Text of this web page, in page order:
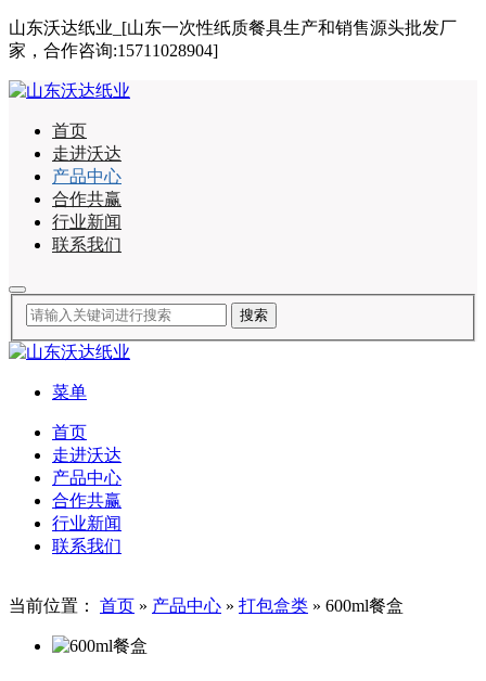
山东沃达纸业_[山东一次性纸质餐具生产和销售源头批发厂
家，合作咨询:15711028904]
首页
走进沃达
产品中心
合作共赢
行业新闻
联系我们
菜单
首页
走进沃达
产品中心
合作共赢
行业新闻
联系我们
当前位置： 首页 » 产品中心 » 打包盒类 » 600ml餐盒